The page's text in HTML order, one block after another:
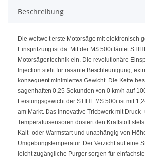
Beschreibung
Die weltweit erste Motorsäge mit elektronisch
Einspritzung ist da. Mit der MS 500i läutet
Motorsägentechnik ein. Die revolutionäre
Injection steht für rasante Beschleunigung,
konsequent minimiertes Gewicht. Die Kette
sagenhaften 0,25 Sekunden von 0 km/h auf
Leistungsgewicht der STIHL MS 500i ist mit
am Markt. Das innovative Triebwerk mit Druck-
Temperatursensoren dosiert den Kraftstoff
Kalt- oder Warmstart und unabhängig von
Umgebungstemperatur. Der Verzicht auf eine
leicht zugängliche Purger sorgen für